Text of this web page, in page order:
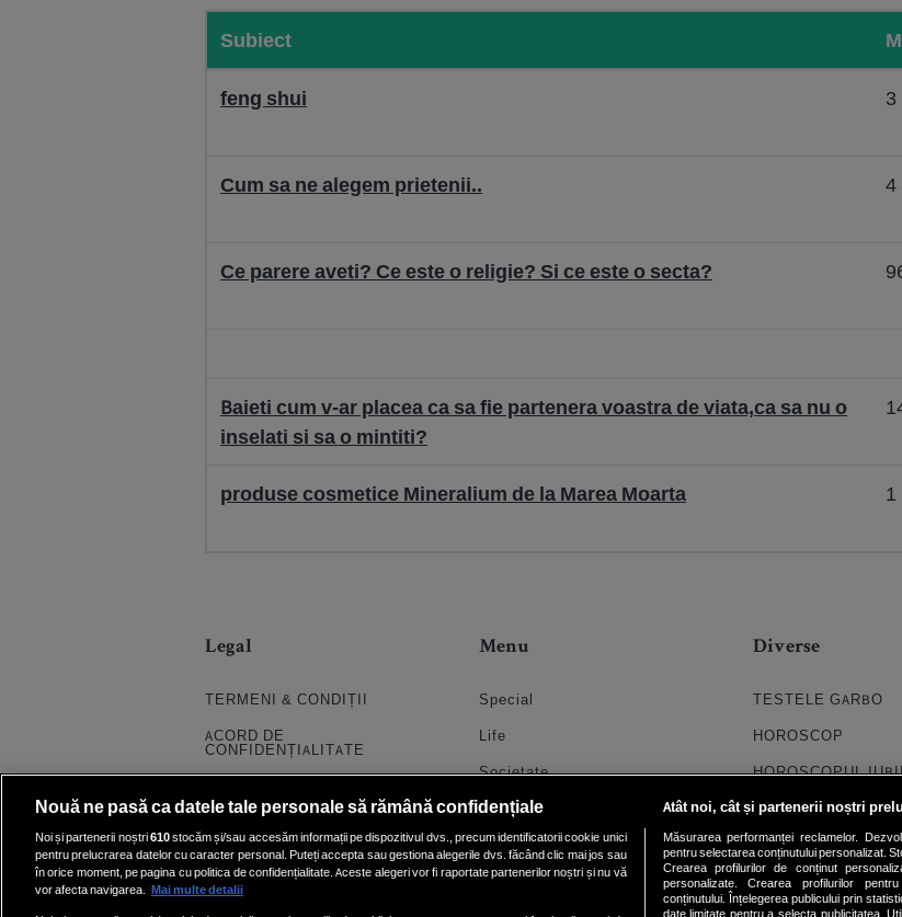
Subiect
feng shui 3
Cum sa ne alegem prietenii.. 4
Ce parere aveti? Ce este o religie? Si ce este o secta?
Baieti cum v-ar placea ca sa fie partenera voastra de viata,ca sa nu o
inselati si sa o mintiti?
produse cosmetice Mineralium de la Marea Moarta 1
Legal
TERMENI & CONDIȚII
ACORD DE
CONFIDENȚIALITATE
PRELUCRAREA DATELOR
CONTACT
SETĂRI COOKIE
Menu
Special
Life
Societate
Stil
Horoscop
Quiz
Diverse
TESTELE GARBO
HOROSCOP
HOROSCOPUL
FORUMURI
TRATAMENTE
DICTIONARE NUME
Nouă ne pasă ca datele tale personale să rămână confidențiale
Noi și partenerii noștri610stocăm și/sau accesăm informații pe dispozitivul dvs., precum identificatorii cookie unici
pentru prelucrarea datelor cu caracter personal. Puteți accepta sau gestiona alegerile dvs. făcând clic mai jos sau
în orice moment, pe pagina cu politica de confidențialitate. Aceste alegeri vor fi raportate partenerilor noștri și nu vă
vor afecta navigarea. Mai multe detalii
Atât noi, cât și partenerii noștri
Măsurarea performanței reclamelor.
pentru selectarea conținutului personalizat.
Crearea profilurilor de conținut
personalizate. Crearea profilurilor
conținutului. Înțelegerea publicului prin